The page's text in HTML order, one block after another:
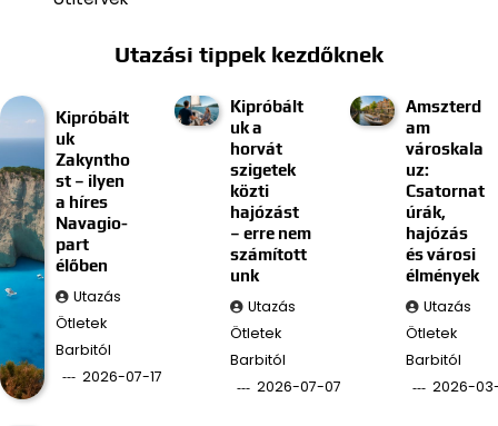
Utazási tippek kezdőknek
Kipróbált
uk
Zakyntho
st – ilyen
a híres
Navagio-
part
élőben
Utazás
Ötletek
Barbitól
2026-07-17
Kipróbált
uk a
horvát
szigetek
közti
hajózást
– erre nem
számított
unk
Utazás
Ötletek
Barbitól
2026-07-07
Amszterd
am
városkala
uz:
Csatornat
úrák,
hajózás
és városi
élmények
Utazás
Ötletek
Barbitól
2026-